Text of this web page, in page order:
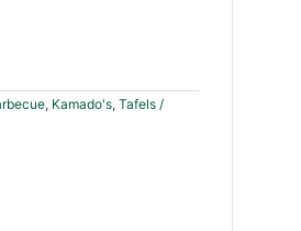
, Kamado's, Tafels /